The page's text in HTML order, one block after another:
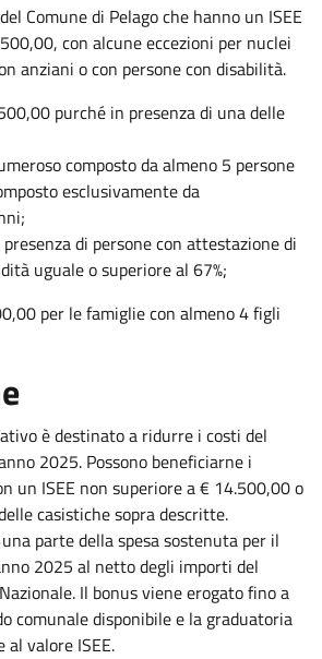
Comune di Pelago che hanno un ISEE
con alcune eccezioni per nuclei
anziani o con persone con disabilità.
purché in presenza di una delle
composto da almeno 5 persone
esclusivamente da
di persone con attestazione di
uguale o superiore al 67%;
per le famiglie con almeno 4 figli
è destinato a ridurre i costi del
2025. Possono beneficiarne i
un ISEE non superiore a € 14.500,00 o
casistiche sopra descritte.
parte della spesa sostenuta per il
2025 al netto degli importi del
Il bonus viene erogato fino a
comunale disponibile e la graduatoria
valore ISEE.